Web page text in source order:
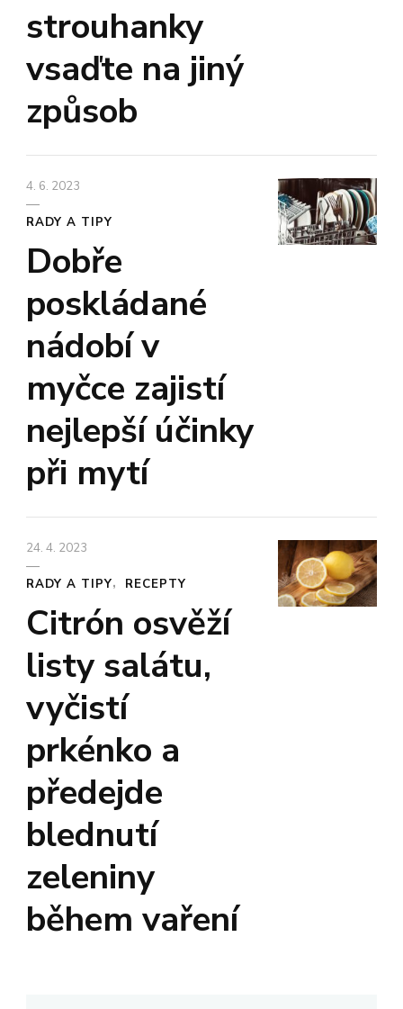
strouhanky
vsaďte na jiný
způsob
4. 6. 2023
RADY A TIPY
Dobře
poskládané
nádobí v
myčce zajistí
nejlepší účinky
při mytí
24. 4. 2023
RADY A TIPY RECEPTY
Citrón osvěží
listy salátu,
vyčistí
prkénko a
předejde
blednutí
zeleniny
během vaření